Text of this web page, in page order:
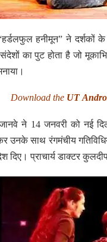
हनीमून” ने दर्शकों
का पुट होता है जो
Download the UT
ने 14 जनवरी को नई
उनके साथ रंगमंचीय
दिए। प्राचार्य डाक्टर